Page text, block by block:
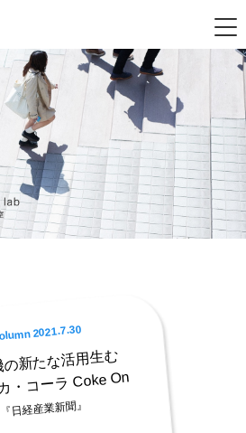
2021.7.30
新たな活用生む
・コーラ Coke On
『日経産業新聞』